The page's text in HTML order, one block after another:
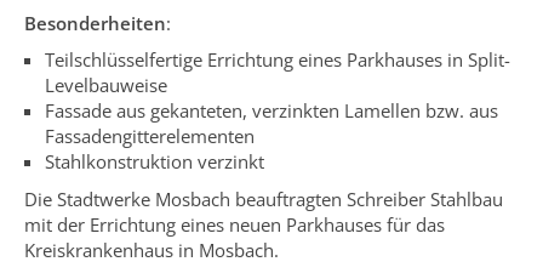
Besonderheiten:
Teilschlüsselfertige Errichtung eines Parkhauses in Split-
Levelbauweise
Fassade aus gekanteten, verzinkten Lamellen bzw. aus
Fassadengitterelementen
Stahlkonstruktion verzinkt
Die Stadtwerke Mosbach beauftragten Schreiber Stahlbau
mit der Errichtung eines neuen Parkhauses für das
Kreiskrankenhaus in Mosbach.